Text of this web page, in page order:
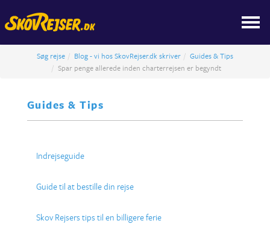
Søg rejse Blog - vi hos SkovRejser.dk skriver
Guides & Tips
Spar penge allerede inden charterrejsen er begyndt
Guides & Tips
Indrejseguide
Guide til at bestille din rejse
Skov Rejsers tips til en billigere ferie